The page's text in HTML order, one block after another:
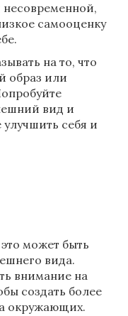
несовременной,
самооценку
на то, что
образ или
вид и
себя и
может быть
вида.
внимание на
создать более
окружающих.